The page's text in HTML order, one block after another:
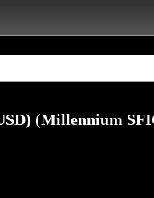
(Millennium